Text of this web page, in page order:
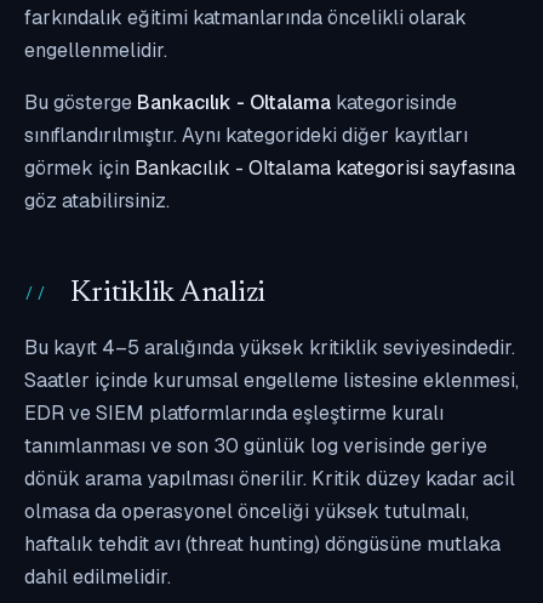
farkındalık eğitimi katmanlarında öncelikli olarak
engellenmelidir.
Bu gösterge Bankacılık - Oltalama kategorisinde
sınıflandırılmıştır. Aynı kategorideki diğer kayıtları
görmek için Bankacılık - Oltalama kategorisi sayfasına
göz atabilirsiniz.
Kritiklik Analizi
Bu kayıt 4–5 aralığında yüksek kritiklik seviyesindedir.
Saatler içinde kurumsal engelleme listesine eklenmesi,
EDR ve SIEM platformlarında eşleştirme kuralı
tanımlanması ve son 30 günlük log verisinde geriye
dönük arama yapılması önerilir. Kritik düzey kadar acil
olmasa da operasyonel önceliği yüksek tutulmalı,
haftalık tehdit avı (threat hunting) döngüsüne mutlaka
dahil edilmelidir.